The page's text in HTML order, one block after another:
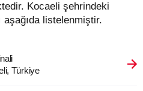
Kocaeli şehrindeki
aşağıda listelenmiştir.
Türkiye